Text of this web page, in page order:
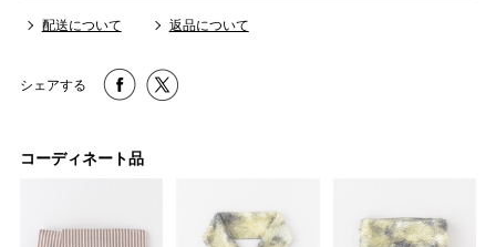
配送について 返品について
シェアする
コーディネート品